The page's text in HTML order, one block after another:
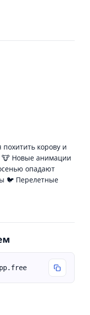
корову и
🐮 Новые анимации
опадают
🐦 Перелетные